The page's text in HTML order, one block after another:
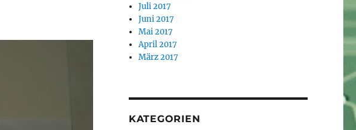
Juli 2017
Juni 2017
Mai 2017
April 2017
März 2017
KATEGORIEN